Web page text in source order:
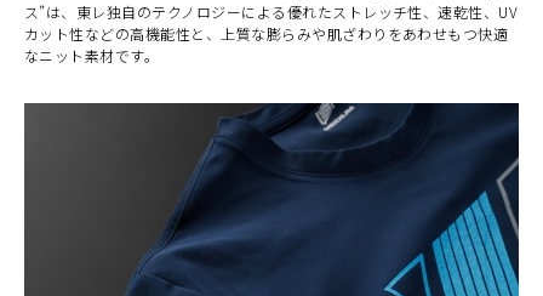
ス”は、東レ独自のテクノロジーによる優れたストレッチ性、速乾性、UV
カット性などの高機能性と、上質な膨らみや肌ざわりをあわせもつ快適
なニット素材です。